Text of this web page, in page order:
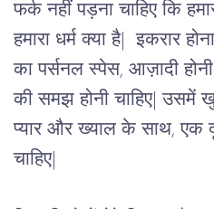
फर्क नहीं पड़ना चाहिए कि
हमारा धर्म क्या है|  इकरार
का पर्सनल स्पेस, आज़ादी
की समझ होनी चाहिए| उसमें
प्यार और ख्याल के साथ, एक
चाहिए|